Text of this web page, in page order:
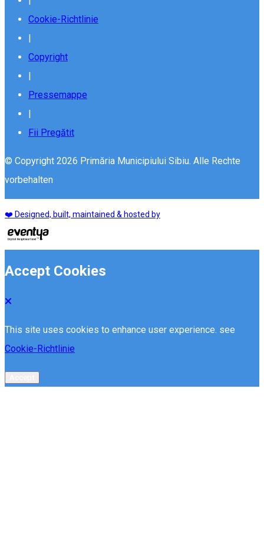
Cookie-Richtlinie
|
Copyright
|
Pressemappe
|
Fii Pregătit
© Copyright 2026 Primăria Municipiului Sibiu. Alle Rechte
vorbehalten
❤️ Designed, built, maintained & hosted by
Accept Cookies
This site uses cookies to enhance user experience. see
Cookie-Richtlinie